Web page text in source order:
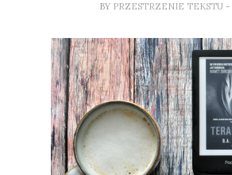
BY PRZESTRZENIE TEKSTU -